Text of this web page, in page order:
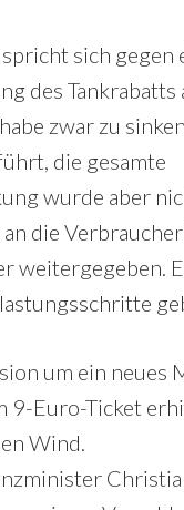
sich gegen
des Tankrabatts
zwar zu
die gesamte
wurde aber
die
weitergegeben.
um ein neues
9-Euro-Ticket
Wind.